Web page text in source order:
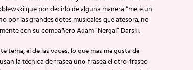
que por decirlo de alguna manera “mete un
por las grandes dotes musicales que atesora, no
con su compañero Adam “Nergal” Darski.
tema, el de las voces, lo que mas me gusta de
la técnica de frasea uno-frasea el otro-fraseo